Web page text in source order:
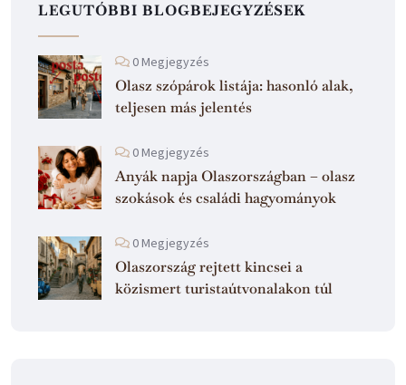
LEGUTÓBBI BLOGBEJEGYZÉSEK
0 Megjegyzés
Olasz szópárok listája: hasonló alak,
teljesen más jelentés
0 Megjegyzés
Anyák napja Olaszországban – olasz
szokások és családi hagyományok
0 Megjegyzés
Olaszország rejtett kincsei a
közismert turistaútvonalakon túl